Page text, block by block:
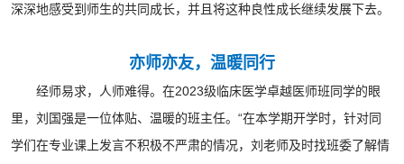
深深地感受到师生的共同成长，并且将这种良性成长继续发展下去。
亦师亦友，温暖同行
经师易求，人师难得。在2023级临床医学卓越医师班同学的眼
里，刘国强是一位体贴、温暖的班主任。“在本学期开学时，针对同
学们在专业课上发言不积极不严肃的情况，刘老师及时找班委了解情